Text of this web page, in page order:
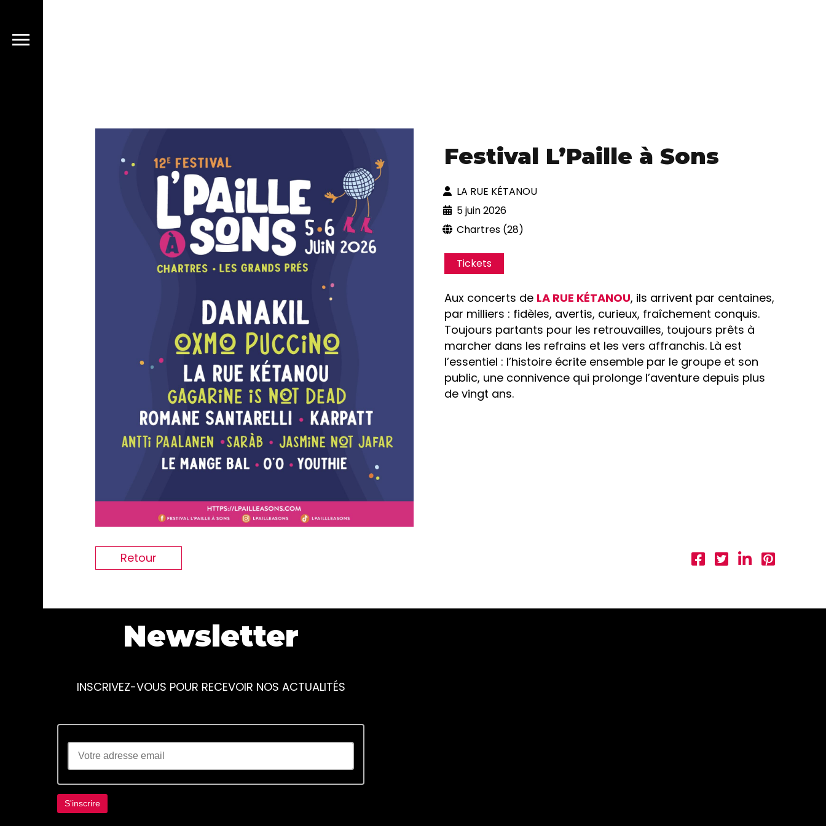
Festival L’Paille à Sons
LA RUE KÉTANOU
5 juin 2026
Chartres (28)
Tickets
Aux concerts de LA RUE KÉTANOU, ils arrivent par centaines,
par milliers : fidèles, avertis, curieux, fraîchement conquis.
Toujours partants pour les retrouvailles, toujours prêts à
marcher dans les refrains et les vers affranchis. Là est
l’essentiel : l’histoire écrite ensemble par le groupe et son
public, une connivence qui prolonge l’aventure depuis plus
de vingt ans.
Retour
Newsletter
INSCRIVEZ-VOUS POUR RECEVOIR NOS ACTUALITÉS